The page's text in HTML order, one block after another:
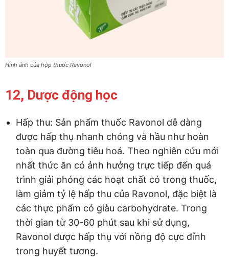
Hình ảnh của hộp thuốc Ravonol
12, Dược động học
Hấp thu: Sản phẩm thuốc Ravonol dễ dàng
được hấp thụ nhanh chóng và hầu như hoàn
toàn qua đường tiêu hoá. Theo nghiên cứu mới
nhất thức ăn có ảnh hưởng trực tiếp đến quá
trình giải phóng các hoạt chất có trong thuốc,
làm giảm tỷ lệ hấp thu của Ravonol, đặc biệt là
các thực phẩm có giàu carbohydrate. Trong
thời gian từ 30-60 phút sau khi sử dụng,
Ravonol được hấp thụ với nồng độ cực đỉnh
trong huyết tương.